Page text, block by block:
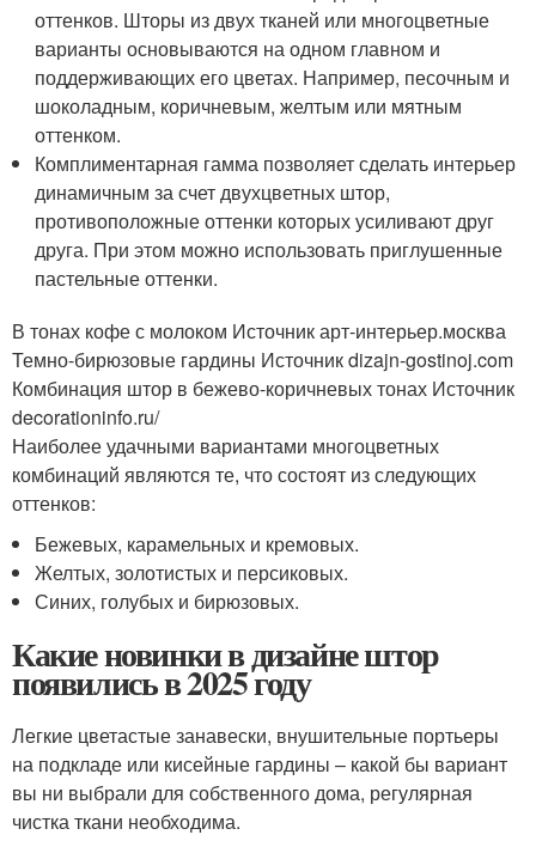
оттенков. Шторы из двух тканей или многоцветные
варианты основываются на одном главном и
поддерживающих его цветах. Например, песочным и
шоколадным, коричневым, желтым или мятным
оттенком.
Комплиментарная гамма позволяет сделать интерьер
динамичным за счет двухцветных штор,
противоположные оттенки которых усиливают друг
друга. При этом можно использовать приглушенные
пастельные оттенки.
В тонах кофе с молоком Источник арт-интерьер.москва
Темно-бирюзовые гардины Источник dizajn-gostinoj.com
Комбинация штор в бежево-коричневых тонах Источник
decorationinfo.ru/
Наиболее удачными вариантами многоцветных
комбинаций являются те, что состоят из следующих
оттенков:
Бежевых, карамельных и кремовых.
Желтых, золотистых и персиковых.
Синих, голубых и бирюзовых.
Какие новинки в дизайне штор
появились в 2025 году
Легкие цветастые занавески, внушительные портьеры
на подкладе или кисейные гардины – какой бы вариант
вы ни выбрали для собственного дома, регулярная
чистка ткани необходима.